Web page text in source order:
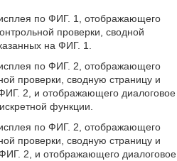
по ФИГ. 1, отображающего
проверки, сводной
на ФИГ. 1.
по ФИГ. 2, отображающего
проверки, сводную страницу и
2, и отображающего диалоговое
функции.
по ФИГ. 2, отображающего
проверки, сводную страницу и
2, и отображающего диалоговое